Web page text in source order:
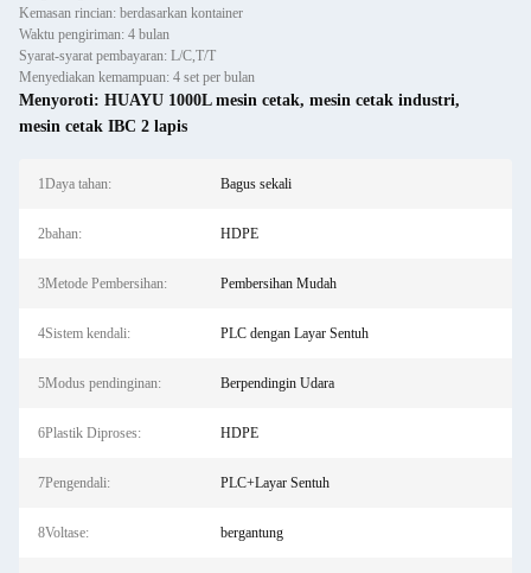
Kemasan rincian: berdasarkan kontainer
Waktu pengiriman: 4 bulan
Syarat-syarat pembayaran: L/C,T/T
Menyediakan kemampuan: 4 set per bulan
Menyoroti: HUAYU 1000L mesin cetak, mesin cetak industri,
mesin cetak IBC 2 lapis
1Daya tahan: Bagus sekali
2bahan: HDPE
3Metode Pembersihan: Pembersihan Mudah
4Sistem kendali: PLC dengan Layar Sentuh
5Modus pendinginan: Berpendingin Udara
6Plastik Diproses: HDPE
7Pengendali: PLC+Layar Sentuh
8Voltase: bergantung